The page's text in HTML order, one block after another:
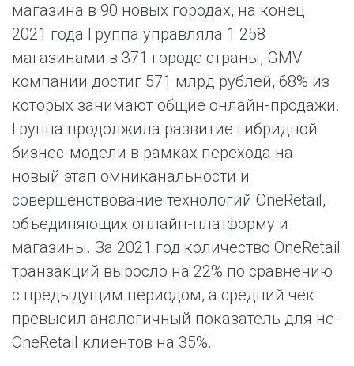
магазина в 90 новых городах, на конец
2021 года Группа управляла 1 258
магазинами в 371 городе страны, GMV
компании достиг 571 млрд рублей, 68% из
которых занимают общие онлайн-продажи.
Группа продолжила развитие гибридной
бизнес-модели в рамках перехода на
новый этап омниканальности и
совершенствование технологий OneRetail,
объединяющих онлайн-платформу и
магазины. За 2021 год количество OneRetail
транзакций выросло на 22% по сравнению
с предыдущим периодом, а средний чек
превысил аналогичный показатель для не-
OneRetail клиентов на 35%.